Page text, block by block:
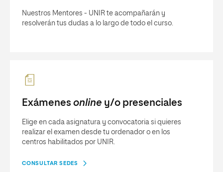
Nuestros Mentores - UNIR te acompañarán y
resolverán tus dudas a lo largo de todo el curso.
Exámenes online y/o presenciales
Elige en cada asignatura y convocatoria si quieres
realizar el examen desde tu ordenador o en los
centros habilitados por UNIR.
CONSULTAR SEDES